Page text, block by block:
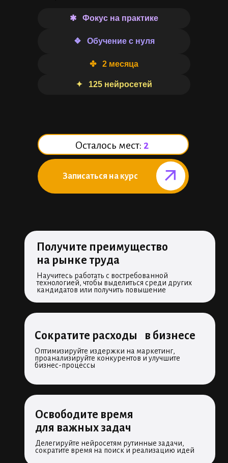
Записаться на курс⠀⠀⠀⠀
Осталось мест: 2
✱⠀Фокус на практике
❖⠀Обучение с нуля
✤⠀2 месяца
✦⠀125 нейросетей
Получите преимущество
на рынке труда
Научитесь работать с востребованной
технологией, чтобы выделиться среди других
кандидатов или получить повышение
Сократите расходы в бизнесе
Оптимизируйте издержки на маркетинг,
проанализируйте конкурентов и улучшите
бизнес-процессы
Освободите время
для важных задач
Делегируйте нейросетям рутинные задачи,
сократите время на поиск и реализацию идей